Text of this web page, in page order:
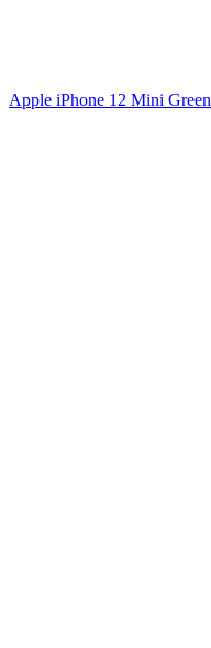
Apple iPhone 12 Mini Green